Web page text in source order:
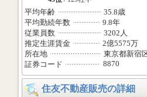
平均年齢
35.8歳
平均勤続年数
9.8年
従業員数
3202人
推定生涯賃金
2億5575万
所在地
東京都新宿
証券コード
8870
住友不動産販売の詳細